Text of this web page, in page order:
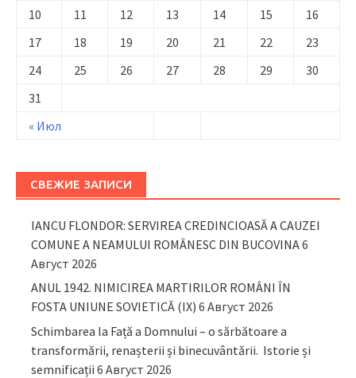
« Июл
10
11 12 13 14 15
16
17
18 19 20 21 22
23
24
25 26 27 28 29
30
31
СВЕЖИЕ ЗАПИСИ
IANCU FLONDOR: SERVIREA CREDINCIOASĂ A CAUZEI
COMUNE A NEAMULUI ROMÂNESC DIN BUCOVINA6
Август 2026
ANUL 1942. NIMICIREA MARTIRILOR ROMÂNI ÎN
FOSTA UNIUNE SOVIETICĂ (IX) 6 Август 2026
Schimbarea la Față a Domnului – o sărbătoare a
transformării, renașterii și binecuvântării. Istorie și
semnificații 6 Август 2026